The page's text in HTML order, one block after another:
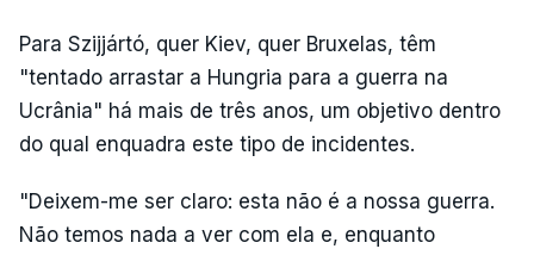
Para Szijjártó, quer Kiev, quer Bruxelas, têm
"tentado arrastar a Hungria para a guerra na
Ucrânia" há mais de três anos, um objetivo dentro
do qual enquadra este tipo de incidentes.
"Deixem-me ser claro: esta não é a nossa guerra.
Não temos nada a ver com ela e, enquanto